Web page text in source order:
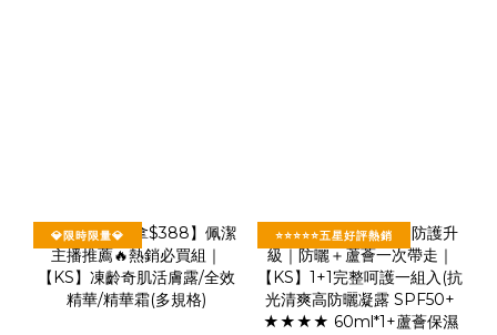
💎限時限量💎 ⭐⭐⭐⭐⭐五星好評熱銷